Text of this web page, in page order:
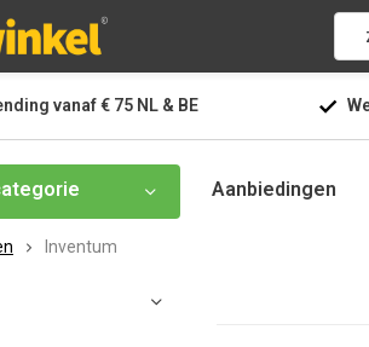
vanaf€ 75 NL & BE
Aanbiedingen
Inventum